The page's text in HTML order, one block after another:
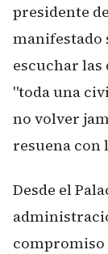
presidente
manifestado
escuchar
"toda una
no volver
resuena con
Desde el
compromiso